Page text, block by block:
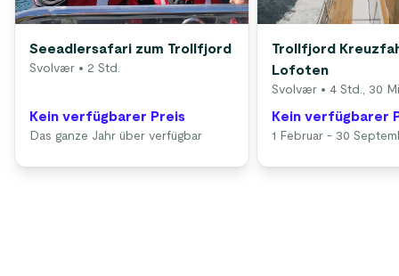
Seeadlersafari zum Trollfjord
Svolvær • 2 Std.
Kein verfügbarer Preis
Das ganze Jahr über verfügbar
Trollfjord
Lofoten
Svolvær • 4 Std., 30
Kein verfügbarer
1 Februar - 30